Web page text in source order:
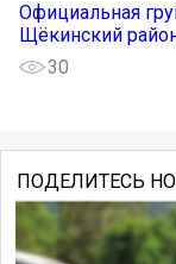
Официальная
Щёкинский
30
ПОДЕЛИТЕСЬ